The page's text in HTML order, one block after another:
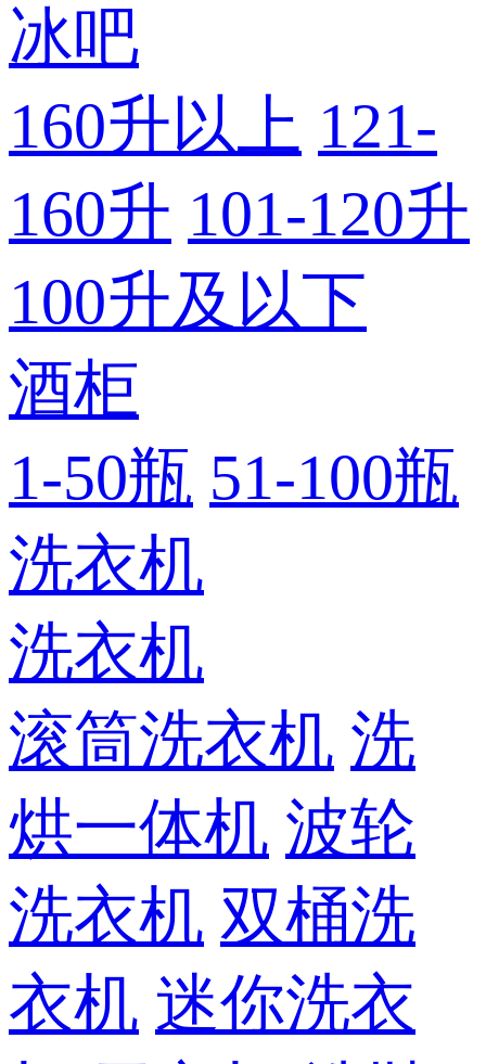
冰吧
160升以上 121-
160升 101-120升
100升及以下
酒柜
1-50瓶 51-100瓶
洗衣机
洗衣机
滚筒洗衣机 洗
烘一体机 波轮
洗衣机 双桶洗
衣机 迷你洗衣